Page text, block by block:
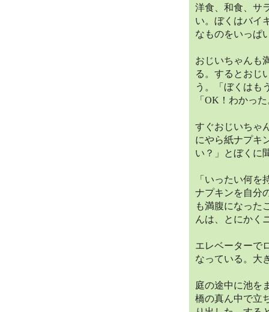
洋食、和食、サ
い。ぼくはバイ
なものをいっぱ
おじいちゃんも
る。するとおじ
う。「ぼくはも
「OK！わかっ
すぐおじいちゃ
にやら紙ナプキ
い？」とぼくに
「いったい何
ナプキンを自分
も満腹になった
んは、とにかく
エレベーターで
なっている。大
庭の途中に池を
橋の真ん中で立